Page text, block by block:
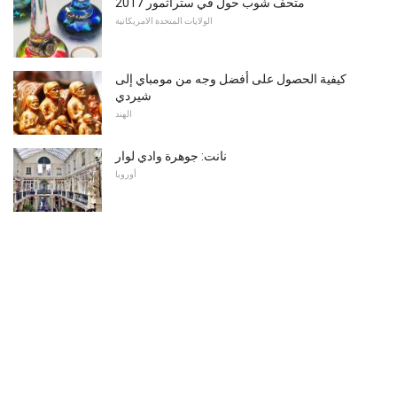
الولايات المتحدة الامريكانية
كيفية الحصول على أفضل وجه من مومباي إلى
شيردي
الهند
نانت: جوهرة وادي لوار
أوروبا